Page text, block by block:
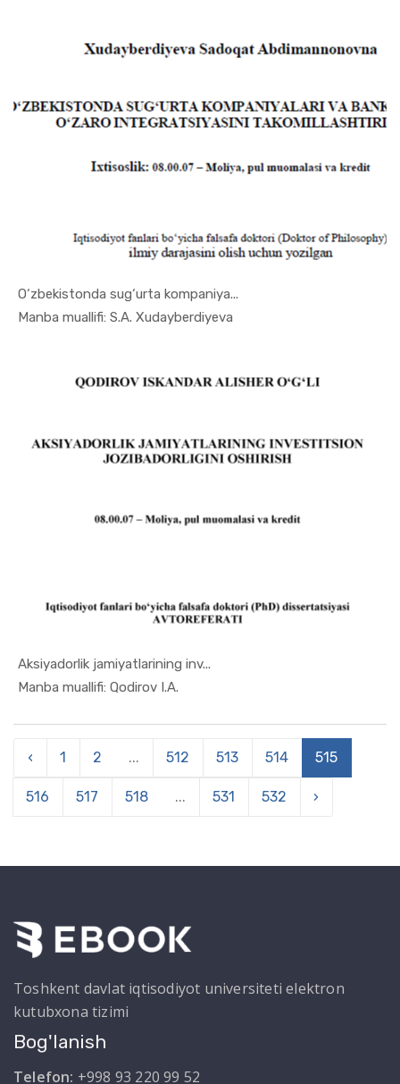
O‘zbekistonda sug‘urta kompaniya...
Manba muallifi: S.A. Xudayberdiyeva
In Moliya,...
Aksiyadorlik jamiyatlarining inv...
Manba muallifi: Qodirov I.A.In Moliya,...
‹ 1 2 ... 512 513 514 515
516 517 518 ... 531 532 ›
Toshkent davlat iqtisodiyot universiteti elektron
kutubxona tizimi
Bog'lanish
Telefon: +998 93 220 99 52